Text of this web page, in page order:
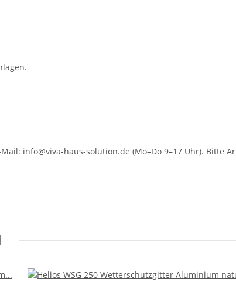
info@viva-haus-solution.de (Mo–Do 9–17 Uhr). Bitte